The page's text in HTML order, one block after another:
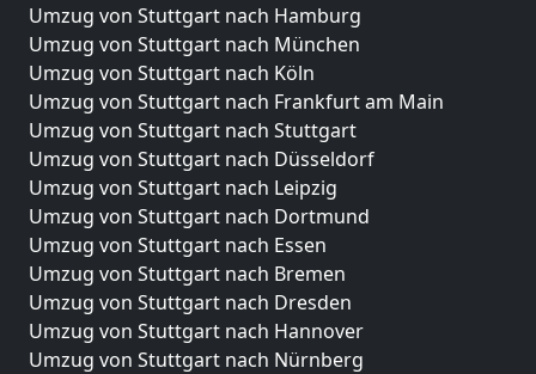
Umzug von Stuttgart nach Hamburg
Umzug von Stuttgart nach München
Umzug von Stuttgart nach Köln
Umzug von Stuttgart nach Frankfurt am Main
Umzug von Stuttgart nach Stuttgart
Umzug von Stuttgart nach Düsseldorf
Umzug von Stuttgart nach Leipzig
Umzug von Stuttgart nach Dortmund
Umzug von Stuttgart nach Essen
Umzug von Stuttgart nach Bremen
Umzug von Stuttgart nach Dresden
Umzug von Stuttgart nach Hannover
Umzug von Stuttgart nach Nürnberg